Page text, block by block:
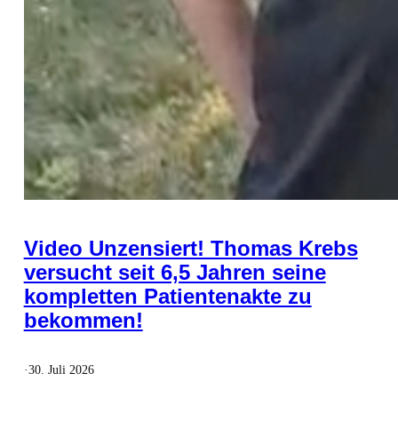
Video Unzensiert! Thomas Krebs
versucht seit 6,5 Jahren seine
kompletten Patientenakte zu
bekommen!
·30. Juli 2026